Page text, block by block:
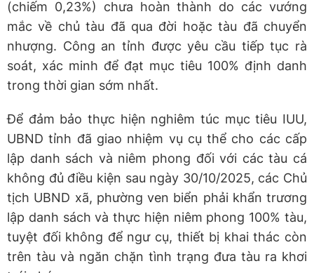
(chiếm 0,23%) chưa hoàn thành do các vướng
mắc về chủ tàu đã qua đời hoặc tàu đã chuyển
nhượng. Công an tỉnh được yêu cầu tiếp tục rà
soát, xác minh để đạt mục tiêu 100% định danh
trong thời gian sớm nhất.
Để đảm bảo thực hiện nghiêm túc mục tiêu IUU,
UBND tỉnh đã giao nhiệm vụ cụ thể cho các cấp
lập danh sách và niêm phong đối với các tàu cá
không đủ điều kiện sau ngày 30/10/2025, các Chủ
tịch UBND xã, phường ven biển phải khẩn trương
lập danh sách và thực hiện niêm phong 100% tàu,
tuyệt đối không để ngư cụ, thiết bị khai thác còn
trên tàu và ngăn chặn tình trạng đưa tàu ra khơi